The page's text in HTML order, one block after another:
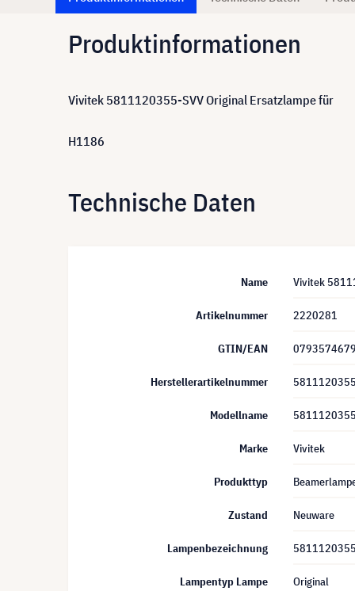
Produktinformationen
Vivitek 5811120355-SVV Original Ersatzlampe für
H1186
Technische Daten
Name Vivitek
Artikelnummer 2220281
GTIN/EAN
Herstellerartikelnummer
Modellname
Marke Vivitek
Produkttyp
Zustand Neuware
Lampenbezeichnung
Lampentyp Lampe Original